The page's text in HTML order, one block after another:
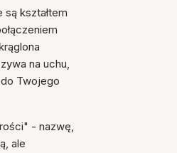
są kształtem
na uchu,
Twojego
- nazwę,
ale